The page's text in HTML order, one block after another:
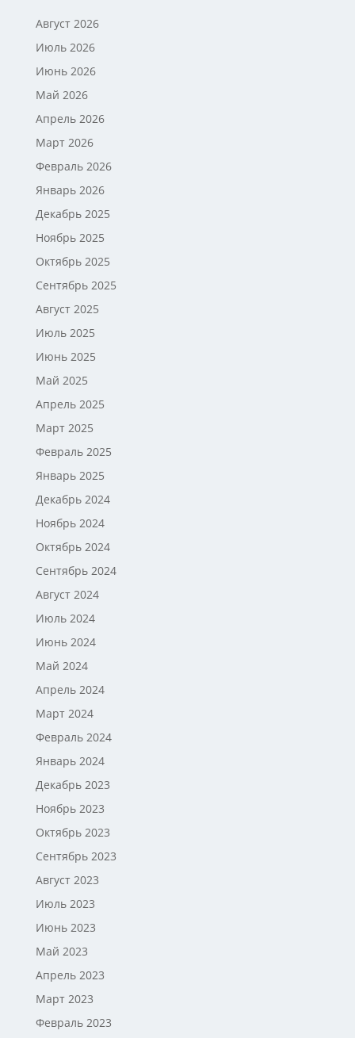
Август 2026
Июль 2026
Июнь 2026
Май 2026
Апрель 2026
Март 2026
Февраль 2026
Январь 2026
Декабрь 2025
Ноябрь 2025
Октябрь 2025
Сентябрь 2025
Август 2025
Июль 2025
Июнь 2025
Май 2025
Апрель 2025
Март 2025
Февраль 2025
Январь 2025
Декабрь 2024
Ноябрь 2024
Октябрь 2024
Сентябрь 2024
Август 2024
Июль 2024
Июнь 2024
Май 2024
Апрель 2024
Март 2024
Февраль 2024
Январь 2024
Декабрь 2023
Ноябрь 2023
Октябрь 2023
Сентябрь 2023
Август 2023
Июль 2023
Июнь 2023
Май 2023
Апрель 2023
Март 2023
Февраль 2023